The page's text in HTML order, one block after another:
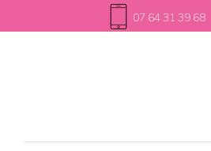
07 64 31 39 68